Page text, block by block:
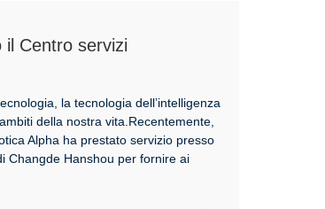
il Centro servizi
Hanshou, alla guida
e della tecnologia del
la tecnologia dell’intelligenza
della nostra vita.Recentemente,
Alpha ha prestato servizio presso
Changde Hanshou per fornire ai